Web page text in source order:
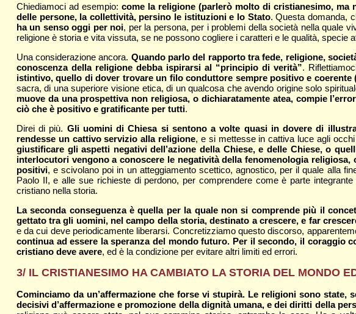
Chiediamoci ad esempio:come la religione (parlerò molto di cristianesimo,
delle persone, la collettività, persino le istituzioni e lo Stato. Questa domanda,
ha un senso oggi per noi, per la persona, per i problemi della società nella quale
religione è storia e vita vissuta, se ne possono cogliere i caratteri e le qualità, specie
Una considerazione ancora. Quando parlo del rapporto tra fede, religione,
conoscenza della religione debba ispirarsi al “principio di verità”.
istintivo, quello di dover trovare un filo conduttore sempre positivo e coerente
sacra, di una superiore visione etica, di un qualcosa che avendo origine solo
muove da una prospettiva non religiosa, o dichiaratamente atea, compie
ciò che è positivo e gratificante per tutti.
Direi di più. Gli uomini di Chiesa si sentono a volte quasi in dovere di
rendesse un cattivo servizio alla religione, e si mettesse in cattiva luce agli
giustificare gli aspetti negativi dell’azione della Chiese, e delle Chiese, o
interlocutori vengono a conoscere le negatività della fenomenologia
positivi, e scivolano poi in un atteggiamento scettico, agnostico, per il quale alla
Paolo II, e alle sue richieste di perdono, per comprendere come è parte
cristiano nella storia.
La seconda conseguenza è quella per la quale non si comprende più il
gettato tra gli uomini, nel campo della storia, destinato a crescere, e far
e da cui deve periodicamente liberarsi. Concretizziamo questo discorso,
continua ad essere la speranza del mondo futuro. Per il secondo, il coraggio
cristiano deve avere, ed è la condizione per evitare altri limiti ed errori.
3/ IL CRISTIANESIMO HA CAMBIATO LA STORIA DEL MONDO
Cominciamo da un’affermazione che forse vi stupirà. Le religioni sono
decisivi d’affermazione e promozione della dignità umana, e dei diritti della